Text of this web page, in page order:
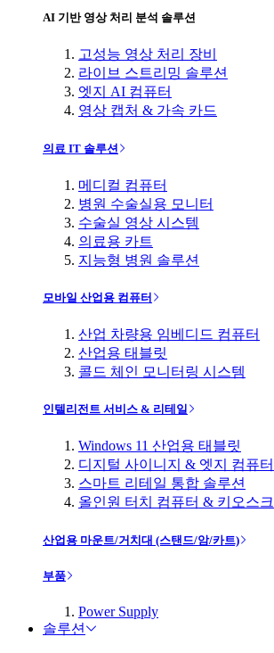
AI 기반 영상 처리 분석 솔루션
고성능 영상 처리 장비
라이브 스트리밍 솔루션
엣지 AI 컴퓨터
영상 캡처 & 가속 카드
의료 IT 솔루션
메디컬 컴퓨터
병원 수술실용 모니터
수술실 영상 시스템
의료용 카트
지능형 병원 솔루션
모바일 산업용 컴퓨터
산업 차량용 임베디드 컴퓨터
산업용 태블릿
콜드 체인 모니터링 시스템
인텔리전트 서비스 & 리테일
Windows 11 산업용 태블릿
디지털 사이니지 & 엣지 컴퓨터
스마트 리테일 통합 솔루션
올인원 터치 컴퓨터 & 키오스크
산업용 마운트/거치대 (스탠드/암/카트)
부품
Power Supply
솔루션